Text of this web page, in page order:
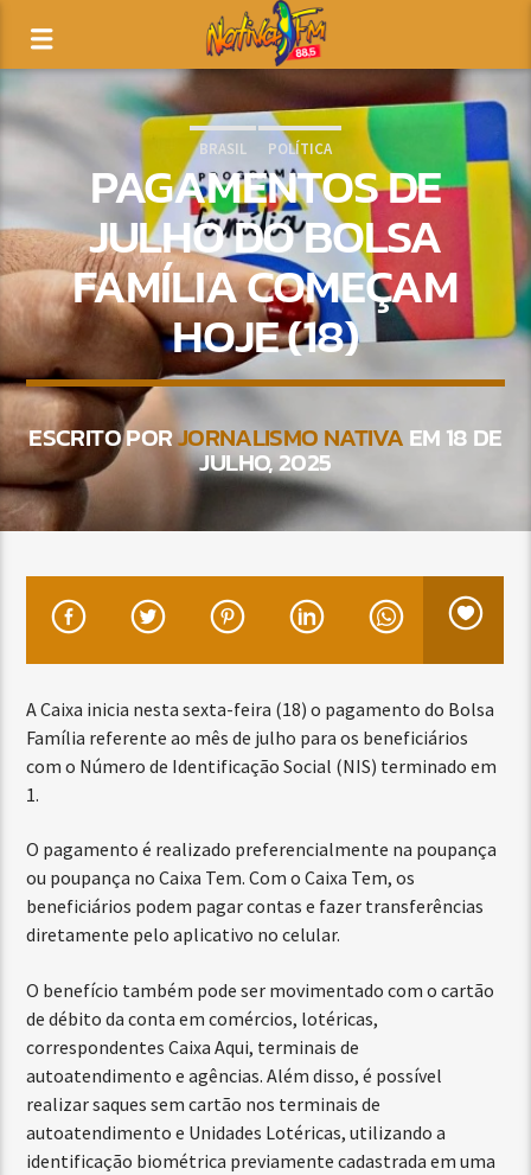
BRASIL POLÍTICA
PAGAMENTOS DE
JULHO DO BOLSA
FAMÍLIA COMEÇAM
HOJE (18)
ESCRITO PORJORNALISMO NATIVAEM 18 DE
JULHO, 2025
A Caixa inicia nesta sexta-feira (18) o pagamento do Bolsa
Família referente ao mês de julho para os beneficiários
com o Número de Identificação Social (NIS) terminado em
1.
O pagamento é realizado preferencialmente na poupança
ou poupança no Caixa Tem. Com o Caixa Tem, os
beneficiários podem pagar contas e fazer transferências
diretamente pelo aplicativo no celular.
O benefício também pode ser movimentado com o cartão
de débito da conta em comércios, lotéricas,
correspondentes Caixa Aqui, terminais de
autoatendimento e agências. Além disso, é possível
realizar saques sem cartão nos terminais de
autoatendimento e Unidades Lotéricas, utilizando a
identificação biométrica previamente cadastrada em uma